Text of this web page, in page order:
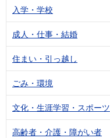
入学・学校
成人・仕事・結婚
住まい・引っ越し
ごみ・環境
文化・生涯学習・スポーツ
高齢者・介護・障がい者